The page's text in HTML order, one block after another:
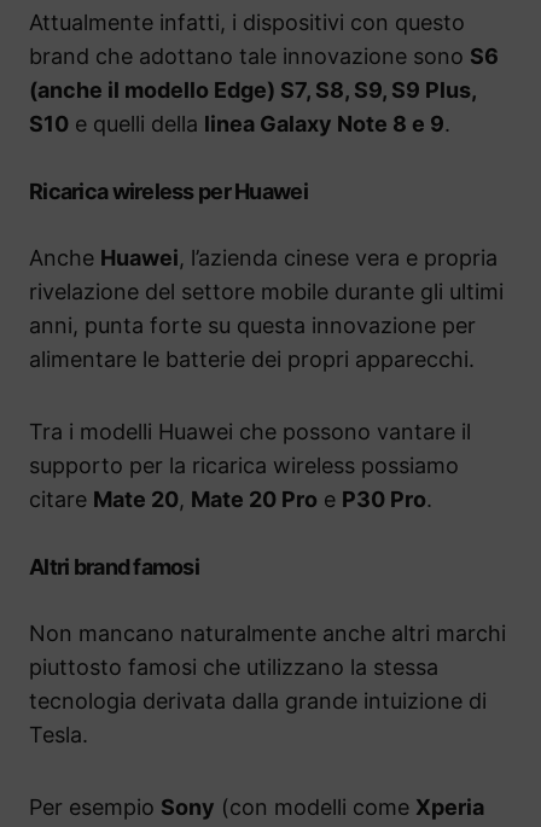
Attualmente infatti, i dispositivi con questo
brand che adottano tale innovazione sono S6
(anche il modello Edge) S7, S8, S9, S9 Plus,
S10 e quelli della linea Galaxy Note 8 e 9.
Ricarica wireless per Huawei
Anche Huawei, l’azienda cinese vera e propria
rivelazione del settore mobile durante gli ultimi
anni, punta forte su questa innovazione per
alimentare le batterie dei propri apparecchi.
Tra i modelli Huawei che possono vantare il
supporto per la ricarica wireless possiamo
citare Mate 20, Mate 20 Pro e P30 Pro.
Altri brand famosi
Non mancano naturalmente anche altri marchi
piuttosto famosi che utilizzano la stessa
tecnologia derivata dalla grande intuizione di
Tesla.
Per esempio Sony (con modelli come Xperia